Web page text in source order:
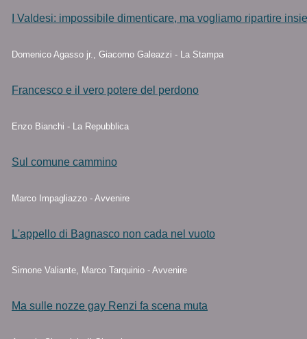
I Valdesi: impossibile dimenticare, ma vogliamo ripartire
Domenico Agasso jr., Giacomo Galeazzi - La Stampa
Francesco e il vero potere del perdono
Enzo Bianchi - La Repubblica
Sul comune cammino
Marco Impagliazzo - Avvenire
L'appello di Bagnasco non cada nel vuoto
Simone Valiante, Marco Tarquinio - Avvenire
Ma sulle nozze gay Renzi fa scena muta